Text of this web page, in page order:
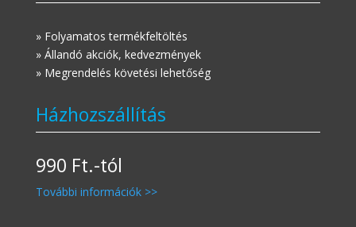
» Folyamatos termékfeltöltés
» Állandó akciók, kedvezmények
» Megrendelés követési lehetőség
Házhozszállítás
990 Ft.-tól
További információk >>